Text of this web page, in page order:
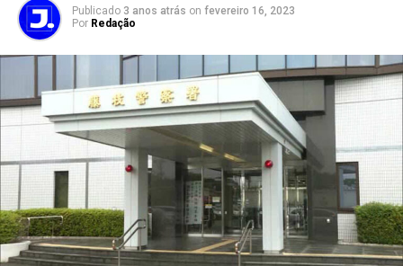
Publicado 3 anos atrás on fevereiro 16, 2023
Por Redação